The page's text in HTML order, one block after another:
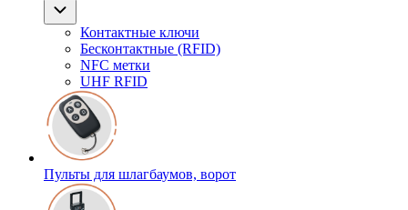
Контактные ключи
Бесконтактные (RFID)
NFC метки
UHF RFID
Пульты для шлагбаумов, ворот